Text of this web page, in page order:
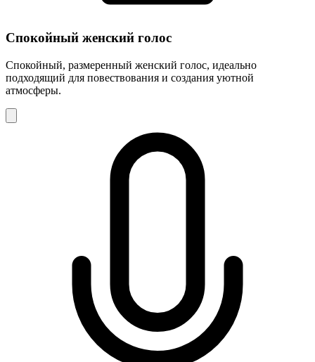
Спокойный женский голос
Спокойный, размеренный женский голос, идеально
подходящий для повествования и создания уютной
атмосферы.